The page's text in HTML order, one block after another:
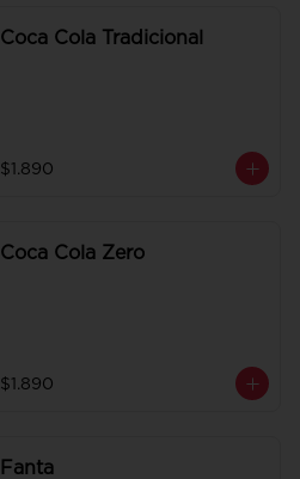
Coca Cola Tradicional
$1.890
Coca Cola Zero
$1.890
Fanta